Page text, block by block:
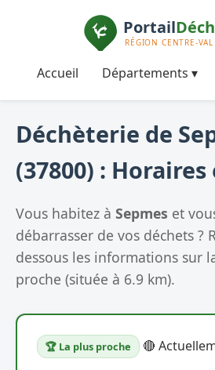
Accueil Départements ▾
Déchèterie de
(37800) : Horaires
Vous habitez à Sepmes et
débarrasser de vos déchets ?
dessous les informations sur
proche (située à 6.9 km).
🏆 La plus proche 🔴